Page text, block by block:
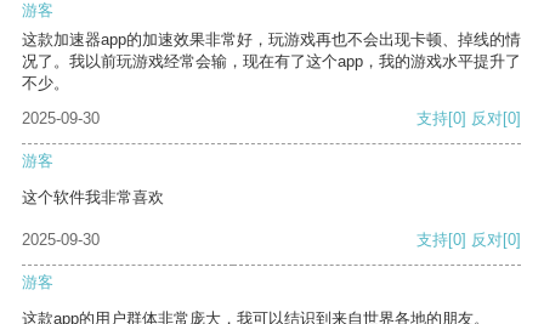
游客
这款加速器app的加速效果非常好，玩游戏再也不会出现卡顿、掉线的情
况了。我以前玩游戏经常会输，现在有了这个app，我的游戏水平提升了
不少。
2025-09-30
支持[0] 反对[0]
游客
这个软件我非常喜欢
2025-09-30 支持[0] 反对[0]
游客
这款app的用户群体非常庞大，我可以结识到来自世界各地的朋友。